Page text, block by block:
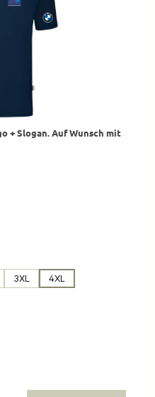
+ Slogan. Auf Wunsch mit
3XL 4XL